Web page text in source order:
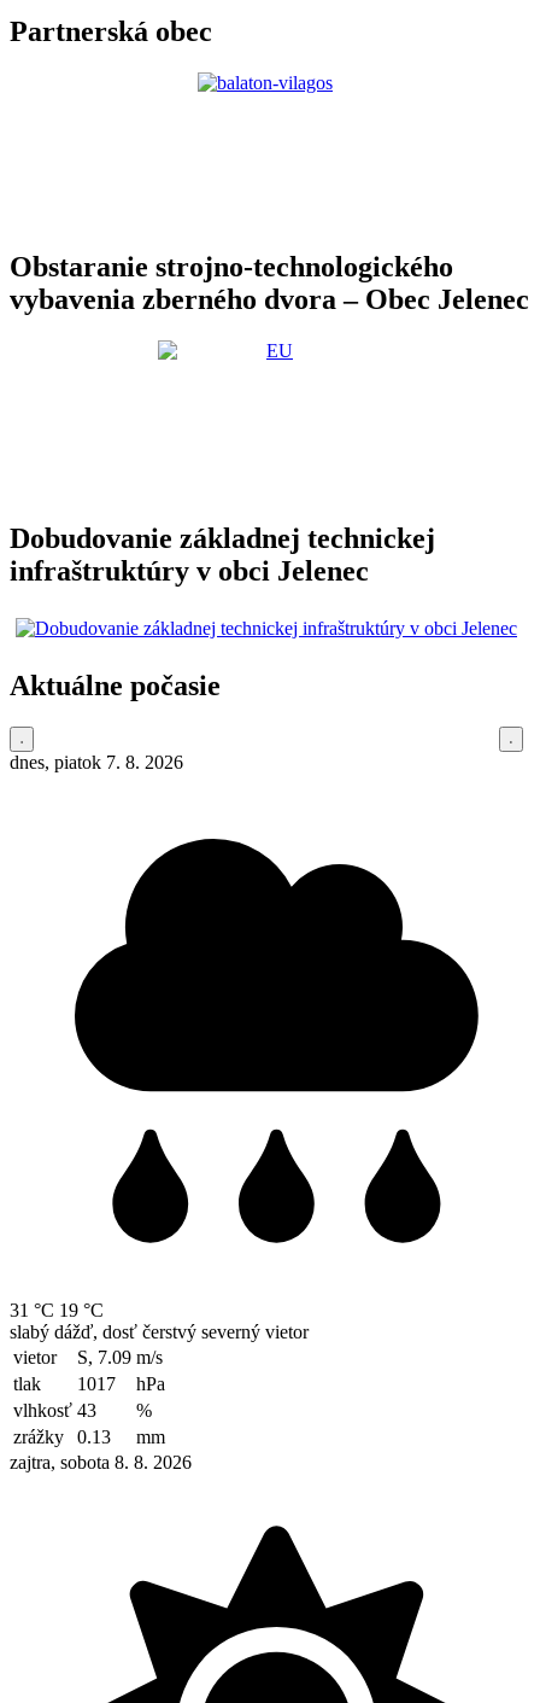
Partnerská obec
Obstaranie strojno-technologického
vybavenia zberného dvora – Obec Jelenec
Dobudovanie základnej technickej
infraštruktúry v obci Jelenec
Aktuálne počasie
dnes, piatok 7. 8. 2026
31 °C 19 °C
slabý dážď, dosť čerstvý severný vietor
vietor
S, 7.09 m/s
tlak
1017
hPa
vlhkosť 43
%
zrážky
0.13
mm
zajtra, sobota 8. 8. 2026